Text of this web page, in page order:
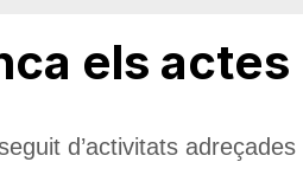
els actes
d’activitats adreçades